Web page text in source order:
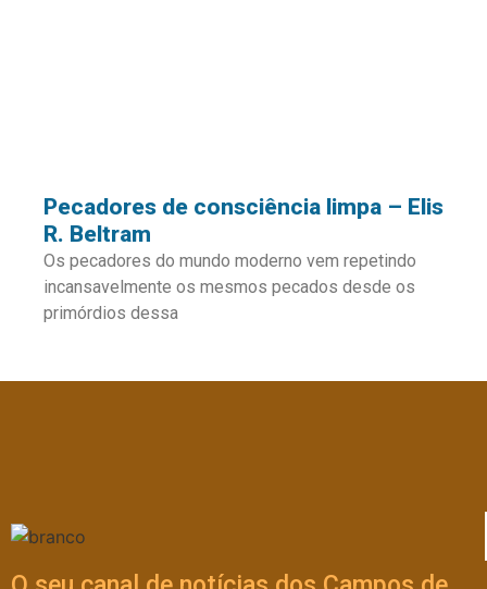
Pecadores de consciência limpa – Elis
R. Beltram
Os pecadores do mundo moderno vem repetindo
incansavelmente os mesmos pecados desde os
primórdios dessa